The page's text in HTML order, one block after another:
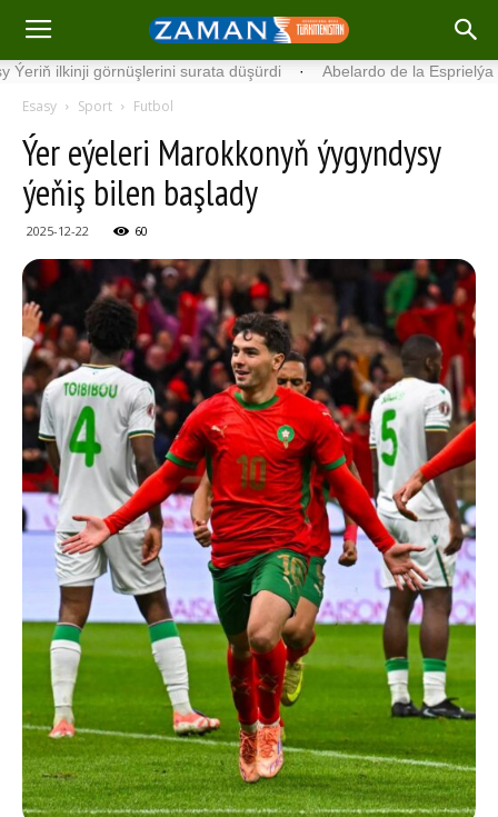
görnüşlerini surata düşürdi · Abelardo de la Esprielýa
Esasy Sport Futbol
Ýer eýeleri Marokkonyň ýygyndysy
ýeňiş bilen başlady
2025-12-22 60